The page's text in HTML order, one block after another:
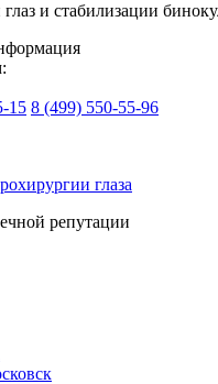
и стабилизации
15 8 (499) 550-55-96
глаза
репутации